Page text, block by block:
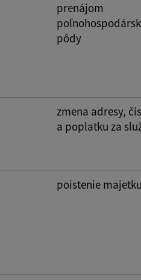
prenájom
pôdy
zmena adresy,
a poplatku za
poistenie